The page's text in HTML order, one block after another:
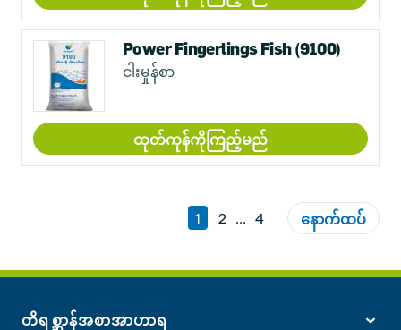
Power Fingerlings Fish (9100)
ငါးမှုန်စာ
ထုတ်ကုန်ကိုကြည့်မည်
1 2 ... 4 နောက်ထပ်
တိရစ္ဆာန်အစာအာဟာရ